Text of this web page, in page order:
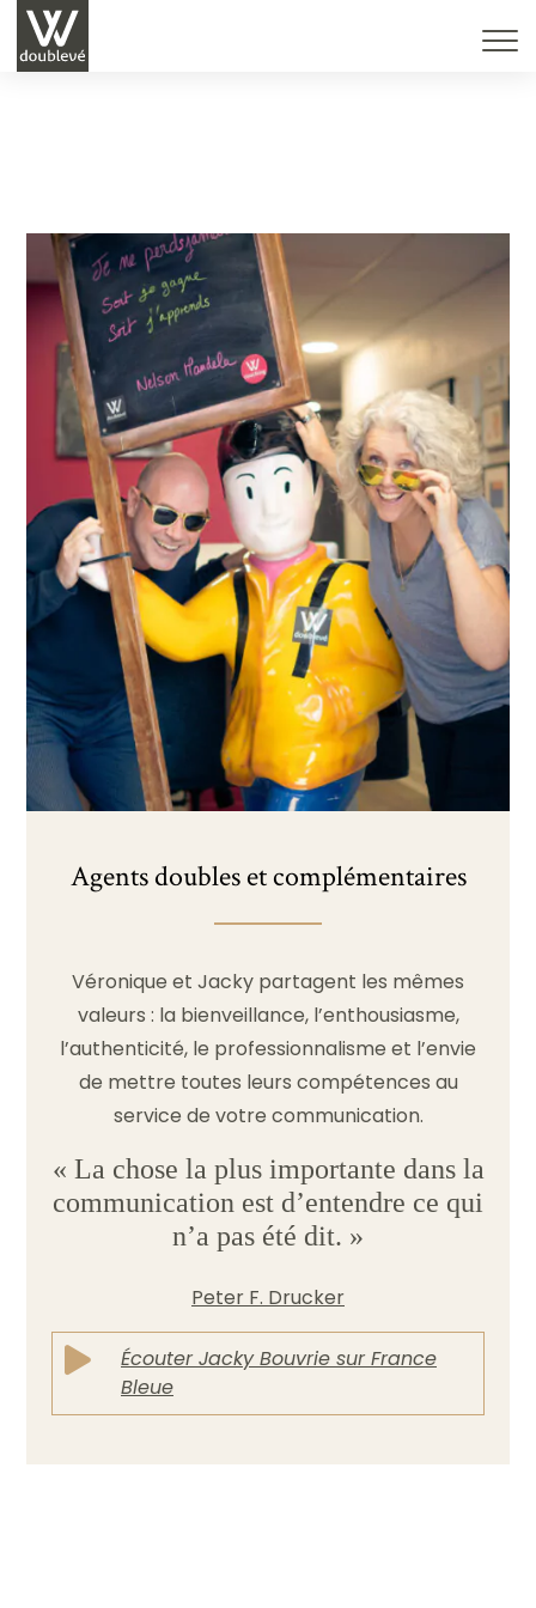
Agents doubles et complémentaires
Véronique et Jacky partagent les mêmes
valeurs : la bienveillance, l’enthousiasme,
l’authenticité, le professionnalisme et l’envie
de mettre toutes leurs compétences au
service de votre communication.
« La chose la plus importante dans la
communication est d’entendre ce qui
n’a pas été dit. »
Peter F. Drucker

Écouter Jacky Bouvrie sur France
Bleue